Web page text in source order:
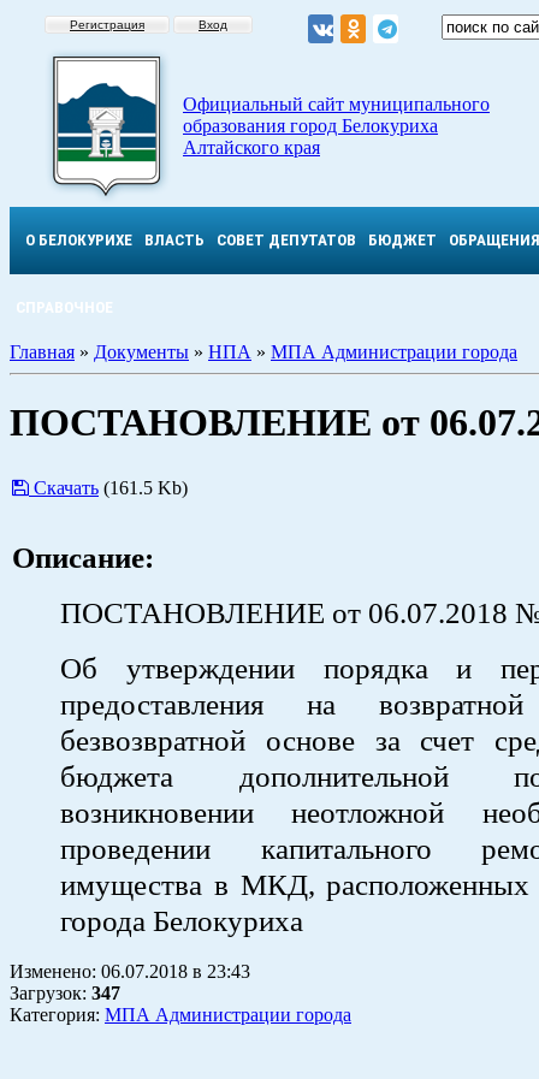
Регистрация Вход
Официальный сайт муниципального
образования город Белокуриха
Алтайского края
О БЕЛОКУРИХЕ ВЛАСТЬ СОВЕТ ДЕПУТАТОВ БЮДЖЕТ ОБРАЩЕНИЯ
СПРАВОЧНОЕ
Главная » Документы » НПА » МПА Администрации города
ПОСТАНОВЛЕНИЕ от
Скачать (161.5 Kb)
Описание:
ПОСТАНОВЛЕНИЕ от 06.07.2018
Об утверждении порядка и
предоставления на
безвозвратной основе за счет
бюджета дополнительной
возникновении неотложной
проведении капитального
имущества в МКД, расположенных
города Белокуриха
Изменено: 06.07.2018 в 23:43
Загрузок: 347
Категория: МПА Администрации города